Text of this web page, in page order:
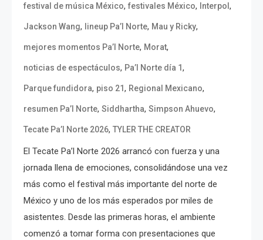
festival de música México, festivales México, Interpol ,
Jackson Wang, lineup Pa’l Norte, Mau y Ricky,
mejores momentos Pa’l Norte, Morat,
noticias de espectáculos, Pa’l Norte día 1,
Parque fundidora, piso 21, Regional Mexicano,
resumen Pa’l Norte, Siddhartha, Simpson Ahuevo,
Tecate Pa’l Norte 2026, TYLER THE CREATOR
El Tecate Pa’l Norte 2026 arrancó con fuerza y una
jornada llena de emociones, consolidándose una vez
más como el festival más importante del norte de
México y uno de los más esperados por miles de
asistentes. Desde las primeras horas, el ambiente
comenzó a tomar forma con presentaciones que